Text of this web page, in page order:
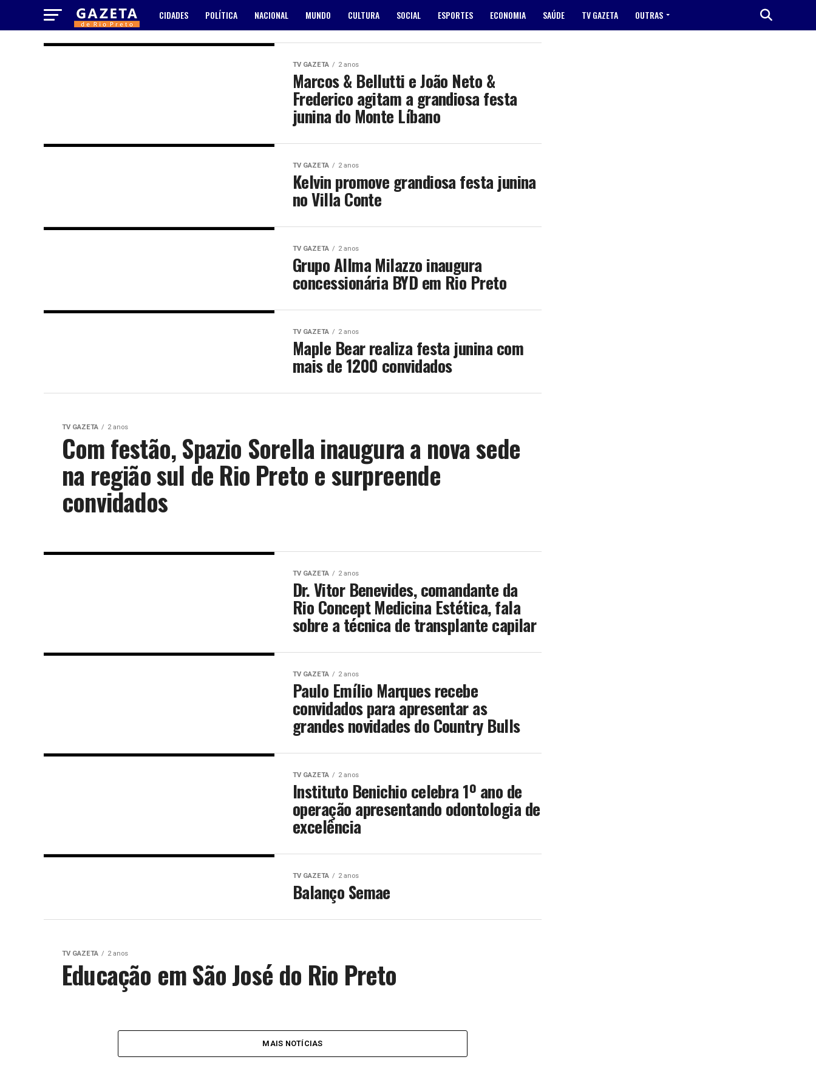
CIDADES POLÍTICA NACIONAL MUNDO CULTURA SOCIAL ESPORTES ECONOMIA SAÚDE TV GAZETA OUTRAS
TV GAZETA 2 anos
Marcos & Bellutti e João Neto &
Frederico agitam a grandiosa festa
junina do Monte Líbano
TV GAZETA 2 anos
Kelvin promove grandiosa festa junina
no Villa Conte
TV GAZETA 2 anos
Grupo Allma Milazzo inaugura
concessionária BYD em Rio Preto
TV GAZETA 2 anos
Maple Bear realiza festa junina com
mais de 1200 convidados
TV GAZETA 2 anos
Com festão, Spazio Sorella inaugura a nova sede
na região sul de Rio Preto e surpreende
convidados
TV GAZETA 2 anos
Dr. Vitor Benevides, comandante da
Rio Concept Medicina Estética, fala
sobre a técnica de transplante capilar
TV GAZETA 2 anos
Paulo Emílio Marques recebe
convidados para apresentar as
grandes novidades do Country Bulls
TV GAZETA 2 anos
Instituto Benichio celebra 1º ano de
operação apresentando odontologia de
excelência
TV GAZETA 2 anos
Balanço Semae
TV GAZETA 2 anos
Educação em São José do Rio Preto
MAIS NOTÍCIAS